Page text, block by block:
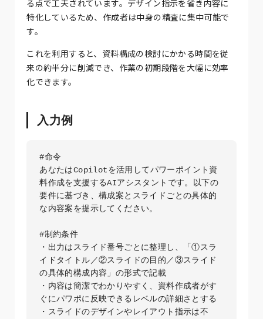
る点で工夫されています。デザイン指示を省き内容に
特化しているため、作成者は中身の精査に集中可能で
す。
これを利用すると、資料構成の検討にかかる時間を従
来の約半分に削減でき、作業の初期段階を大幅に効率
化できます。
入力例
#命令
あなたはCopilotを活用してパワーポイント資
料作成を支援するAIアシスタントです。以下の
要件に基づき、構成案とスライドごとの具体的
な内容案を提示してください。
#制約条件
・出力はスライド番号ごとに整理し、「①スラ
イドタイトル／②スライドの目的／③スライド
の具体的構成内容」の形式で記載
・内容は簡潔でわかりやすく、資料作成者がす
ぐにパワポに反映できるレベルの詳細さとする
・スライドのデザインやレイアウト指示は不